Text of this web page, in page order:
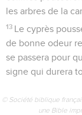
les arbres de la
13 Le cyprès
de bonne odeur
se passera pour
signe qui durera
© Société biblique
une Bible